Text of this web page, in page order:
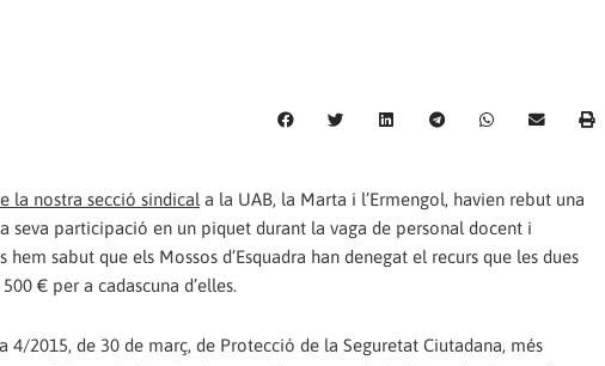
la nostra secció sindical a la UAB, la Marta i l’Ermengol, havien rebut una
participació en un piquet durant la vaga de personal docent i
sabut que els Mossos d’Esquadra han denegat el recurs que les dues
€ per a cadascuna d’elles.
2015, de 30 de març, de Protecció de la Seguretat Ciutadana, més